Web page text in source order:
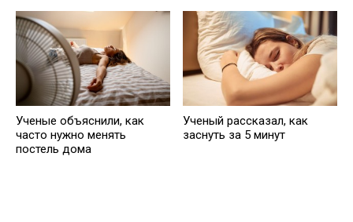
Ученые объяснили, как
часто нужно менять
постель дома
Ученый рассказал, как
заснуть за 5 минут